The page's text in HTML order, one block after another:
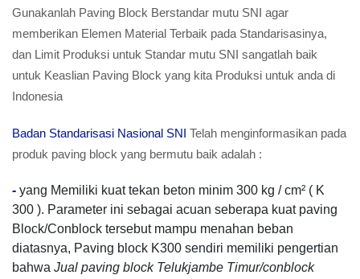
Gunakanlah Paving Block Berstandar mutu SNI agar
memberikan Elemen Material Terbaik pada Standarisasinya,
dan Limit Produksi untuk Standar mutu SNI sangatlah baik
untuk Keaslian Paving Block yang kita Produksi untuk anda di
Indonesia
Badan Standarisasi Nasional SNI Telah menginformasikan pada
produk paving block yang bermutu baik adalah :
- yang Memiliki kuat tekan beton minim 300 kg / cm² ( K
300 ). Parameter ini sebagai acuan seberapa kuat paving
Block/Conblock tersebut mampu menahan beban
diatasnya, Paving block K300 sendiri memiliki pengertian
bahwa Jual paving block Telukjambe Timur/conblock